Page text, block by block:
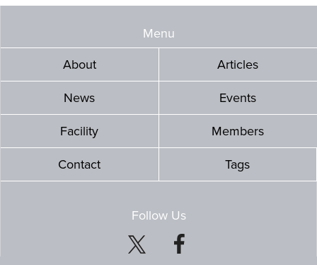
Menu
About
Articles
News Events
Facility Members
Contact Tags
Follow Us